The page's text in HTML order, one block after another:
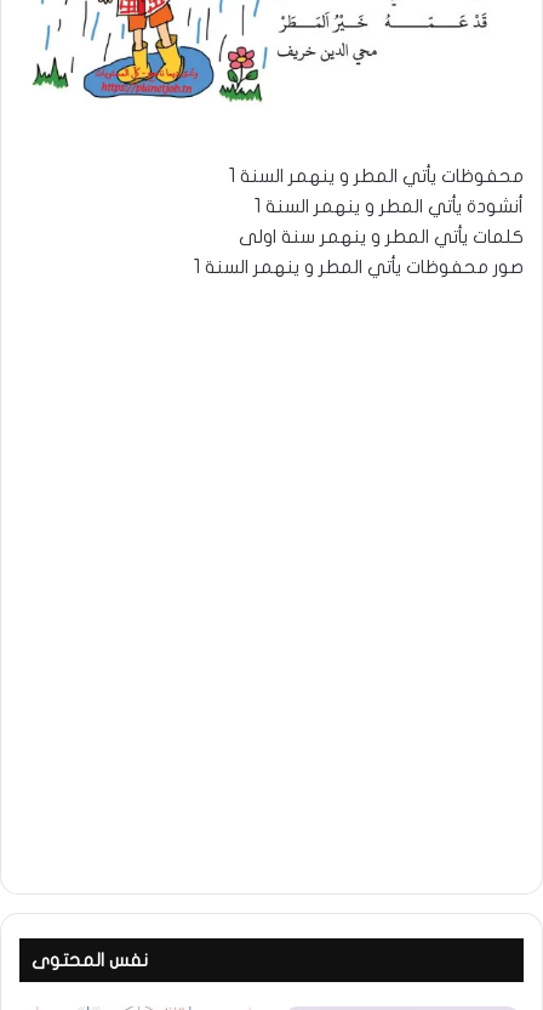
محفوظات يأتي المطر و ينهمر السنة 1
أنشودة يأتي المطر و ينهمر السنة 1
كلمات يأتي المطر و ينهمر سنة اولى
صور محفوظات يأتي المطر و ينهمر السنة 1
نفس المحتوى